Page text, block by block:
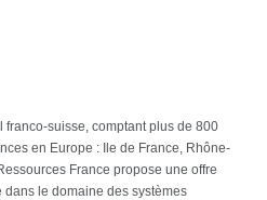
franco-suisse, comptant plus de 800
en Europe : Ile de France, Rhône-
France propose une offre
le domaine des systèmes